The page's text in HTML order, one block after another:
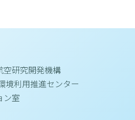
空研究開発機構
境利用推進センター
ン室